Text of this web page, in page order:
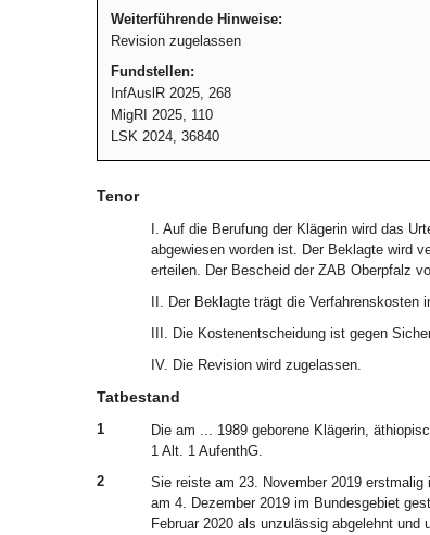
Weiterführende Hinweise:
Revision zugelassen
Fundstellen:
InfAuslR 2025, 268
MigRI 2025, 110
LSK 2024, 36840
Tenor
I. Auf die Berufung der Klägerin wird das
abgewiesen worden ist. Der Beklagte wird
erteilen. Der Bescheid der ZAB Oberpfalz
II. Der Beklagte trägt die Verfahrenskosten
III. Die Kostenentscheidung ist gegen
IV. Die Revision wird zugelassen.
Tatbestand
1
Die am ... 1989 geborene Klägerin,
1 Alt. 1 AufenthG.
2
Sie reiste am 23. November 2019
am 4. Dezember 2019 im Bundesgebiet
Februar 2020 als unzulässig abgelehnt